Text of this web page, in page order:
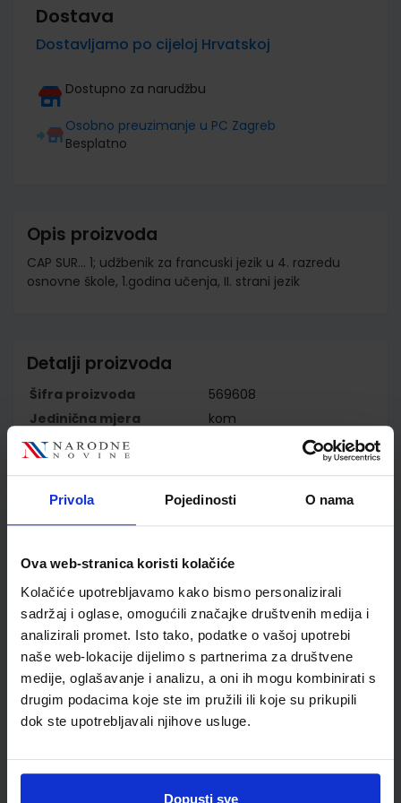
Privola Pojedinosti O nama
Ova web-stranica koristi kolačiće
Kolačiće upotrebljavamo kako bismo personalizirali
sadržaj i oglase, omogućili značajke društvenih medija i
analizirali promet. Isto tako, podatke o vašoj upotrebi
naše web-lokacije dijelimo s partnerima za društvene
medije, oglašavanje i analizu, a oni ih mogu kombinirati s
drugim podacima koje ste im pružili ili koje su prikupili
dok ste upotrebljavali njihove usluge.
Dopusti sve
Dostava
Dostavljamo po cijeloj Hrvatskoj
Dostupno za narudžbu
Osobno preuzimanje u PC Zagreb
Besplatno
Opis proizvoda
CAP SUR... 1; udžbenik za francuski jezik u 4. razredu
osnovne škole, 1.godina učenja, II. strani jezik
Detalji proizvoda
Šifra proizvoda
569608
Jedinična mjera
kom
Nakladnik
PROFIL KLETT d.o.o.
Amandine Demarteau
Tilly
Školski razred
Nastavni predmet
FRANCUSKI JEZIK
Reg br min
7810